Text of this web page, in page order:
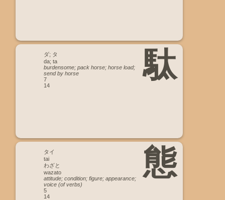
駄
ダ; タ
da; ta
burdensome; pack horse; horse load;
send by horse
7
14
態
タイ
tai
わざと
wazato
attitude; condition; figure; appearance;
voice (of verbs)
5
14